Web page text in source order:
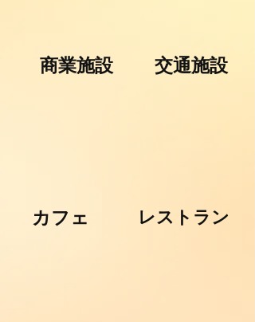
商業施設 交通施設
カフェ レストラン